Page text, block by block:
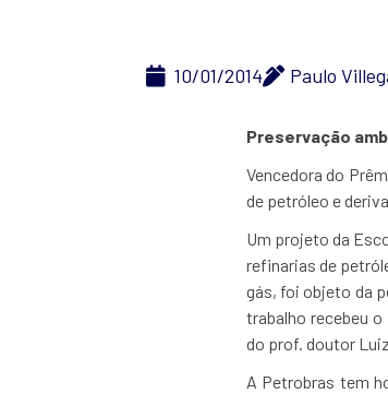
10/01/2014 Paulo
Preservação
Vencedora do
de petróleo e
Um projeto da
refinarias de
gás, foi objeto da
trabalho recebeu
do prof. doutor
A Petrobras tem